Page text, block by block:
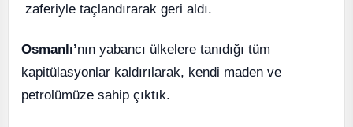
zaferiyle taçlandırarak geri aldı.
Osmanlı’nın yabancı ülkelere tanıdığı tüm
kapitülasyonlar kaldırılarak, kendi maden ve
petrolümüze sahip çıktık.